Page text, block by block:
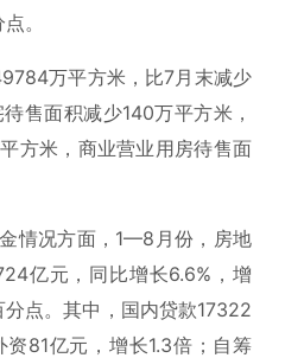
。
万平方米，比7月末减少
售面积减少140万平方米，
方米，商业营业用房待售面
情况方面，1—8月份，房地
亿元，同比增长6.6%，增
点。其中，国内贷款17322
81亿元，增长1.3倍；自筹